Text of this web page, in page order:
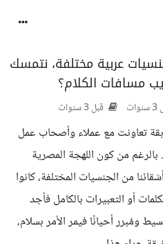
عربية مختلفة، نتمسك
مسافات الكلام؟
قبل 3 سنوات
تعاونت مع عملاء وأصحاب عمل
من كون اللهجة المصرية
من الجنسيات المختلفة، كانوا
أو التعبيرات بالكامل فأجد
ومٌبرر أحيانًا فيمر الأمر بسلام،